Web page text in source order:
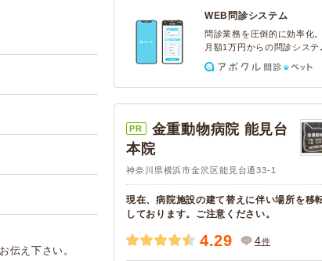
伝え下さい。
WEB問診システム
問診業務を圧倒的に効率化。
月額1万円からの問診システ
PR
金重動物病院 能見台
本院
神奈川県横浜市金沢区能見台通33-1
現在、病院施設の建て替えに伴い場所を移
しております。ご注意ください。
4.29 4件